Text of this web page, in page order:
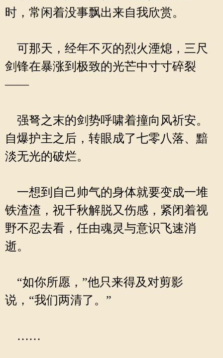
时，常闲着没事飘出来自我欣赏。
可那天，经年不灭的烈火湮熄，三尺
剑锋在暴涨到极致的光芒中寸寸碎裂
——
强弩之末的剑势呼啸着撞向风祈安。
自爆护主之后，转眼成了七零八落、黯
淡无光的破烂。
一想到自己帅气的身体就要变成一堆
铁渣渣，祝千秋解脱又伤感，紧闭着视
野不忍去看，任由魂灵与意识飞速消
逝。
“如你所愿，”他只来得及对剪影
说，“我们两清了。”
……